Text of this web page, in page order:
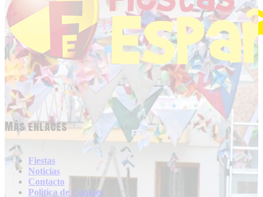
Más enlaces
Fiestas
Noticias
Contacto
Politica de Cookies